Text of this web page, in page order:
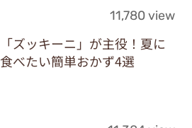
11,780 view
「ズッキーニ」が主役！夏に
食べたい簡単おかず4選